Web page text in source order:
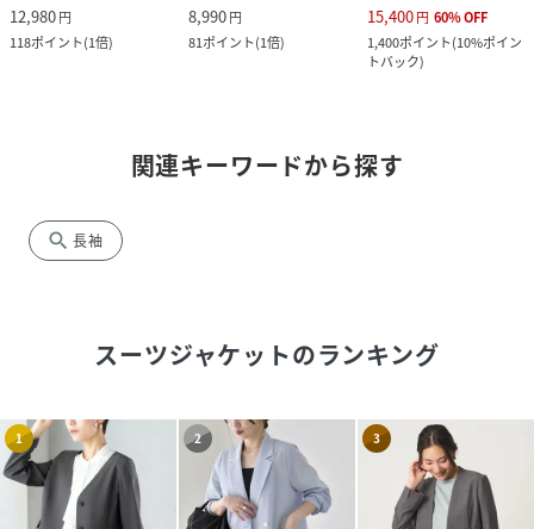
12,980円
118ポイント(1倍)
8,990円
81ポイント(1倍)
15,400円 60%OFF
1,400ポイント(10%ポイン
トバック)
関連キーワードから探す
search 長袖
スーツジャケットのランキング
1 2 3